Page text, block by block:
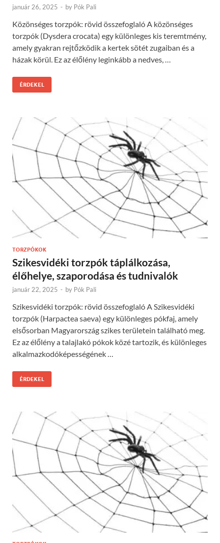
január 26, 2025 - by Pók Pali
Közönséges torzpók: rövid összefoglaló A közönséges
torzpók (Dysdera crocata) egy különleges kis teremtmény,
amely gyakran rejtőzködik a kertek sötét zugaiban és a
házak körül. Ez az élőlény leginkább a nedves, …
ÉRDEKEL
TORZPÓKOK
Szikesvidéki torzpók táplálkozása,
élőhelye, szaporodása és tudnivalók
január 22, 2025 - by Pók Pali
Szikesvidéki torzpók: rövid összefoglaló A Szikesvidéki
torzpók (Harpactea saeva) egy különleges pókfaj, amely
elsősorban Magyarország szikes területein található meg.
Ez az élőlény a talajlakó pókok közé tartozik, és különleges
alkalmazkodóképességének …
ÉRDEKEL